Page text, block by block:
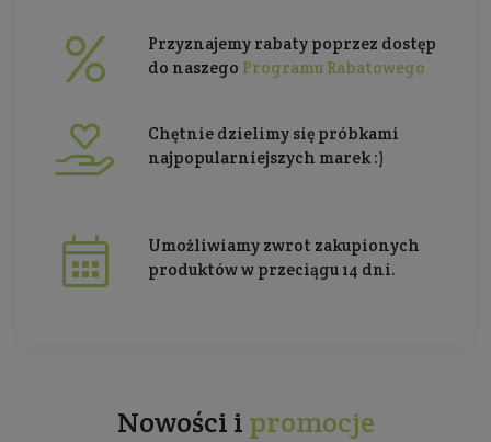
Przyznajemy rabaty poprzez dostęp
do naszego Programu Rabatowego
Chętnie dzielimy się próbkami
najpopularniejszych marek :)
Umożliwiamy zwrot zakupionych
produktów w przeciągu 14 dni.
Nowości i promocje